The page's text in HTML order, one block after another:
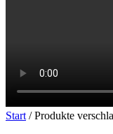
Start / Produkte